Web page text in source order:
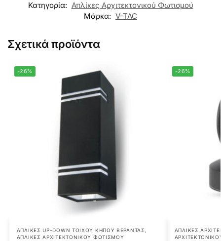
Κατηγορία: Απλίκες Αρχιτεκτονικού Φωτισμού
Μάρκα: V-TAC
Σχετικά προϊόντα
-26%
ΑΠΛΊΚΕΣ UP-DOWN ΤΟΊΧΟΥ ΚΉΠΟΥ ΒΕΡΆΝΤΑΣ,
ΑΠΛΊΚΕΣ ΑΡΧΙΤΕΚΤΟΝΙΚΟΎ ΦΩΤΙΣΜΟΎ
-26%
ΑΠΛΊΚΕΣ